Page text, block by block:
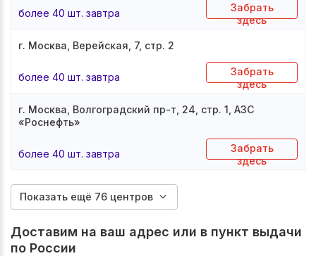
более 40 шт. завтра
Забрать
здесь
г. Москва, Верейская, 7, стр. 2
более 40 шт. завтра
Забрать
здесь
г. Москва, Волгоградский пр-т, 24, стр. 1, АЗС
«Роснефть»
более 40 шт. завтра
Забрать
здесь
Показать ещё 76 центров
Доставим на ваш адрес или в пункт выдачи
по России